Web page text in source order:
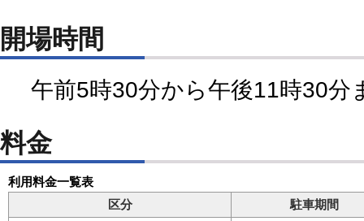
開場時間
午前5時30分から午後11時30分
料金
利用料金一覧表
区分
駐車期間